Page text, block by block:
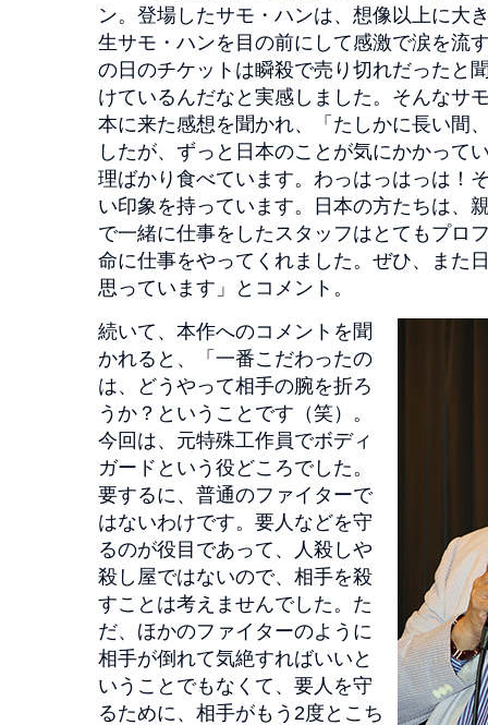
ン。登場したサモ・ハンは、想像以上に大
生サモ・ハンを目の前にして感激で涙を流
の日のチケットは瞬殺で売り切れだったと
けているんだなと実感しました。そんなサ
本に来た感想を聞かれ、「たしかに長い間
したが、ずっと日本のことが気にかかって
理ばかり食べています。わっはっはっは！
い印象を持っています。日本の方たちは、
で一緒に仕事をしたスタッフはとてもプロ
命に仕事をやってくれました。ぜひ、また
思っています」とコメント。
続いて、本作へのコメントを聞
かれると、「一番こだわったの
は、どうやって相手の腕を折ろ
うか？ということです（笑）。
今回は、元特殊工作員でボディ
ガードという役どころでした。
要するに、普通のファイターで
はないわけです。要人などを守
るのが役目であって、人殺しや
殺し屋ではないので、相手を殺
すことは考えませんでした。た
だ、ほかのファイターのように
相手が倒れて気絶すればいいと
いうことでもなくて、要人を守
るために、相手がもう2度とこち